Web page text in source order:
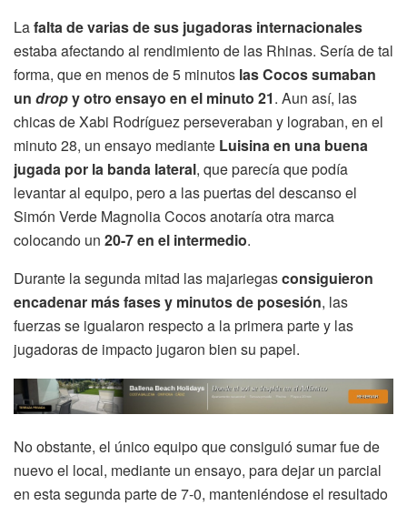
Lafalta de varias de sus jugadoras internacionales
estaba afectando al rendimiento de las Rhinas. Sería de tal
forma, que en menos de 5 minutos las Cocos sumaban
un dropy otro ensayo en el minuto 21. Aun así, las
chicas de Xabi Rodríguez perseveraban y lograban, en el
minuto 28, un ensayo mediante Luisina en una buena
jugada por la banda lateral, que parecía que podía
levantar al equipo, pero a las puertas del descanso el
Simón Verde Magnolia Cocos anotaría otra marca
colocando un 20-7 en el intermedio.
Durante la segunda mitad las majariegasconsiguieron
encadenar más fases y minutos de posesión, las
fuerzas se igualaron respecto a la primera parte y las
jugadoras de impacto jugaron bien su papel.
No obstante, el único equipo que consiguió sumar fue de
nuevo el local, mediante un ensayo, para dejar un parcial
en esta segunda parte de 7-0, manteniéndose el resultado